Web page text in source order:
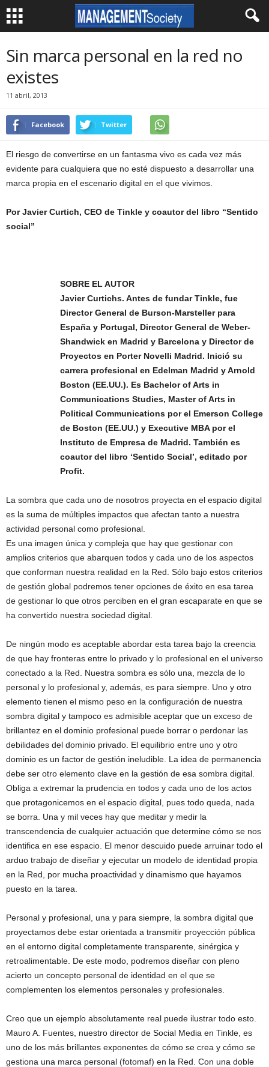
Sin marca personal en la red no
existes
11 abril, 2013
Facebook Twitter
El riesgo de convertirse en un fantasma vivo es cada vez más
evidente para cualquiera que no esté dispuesto a desarrollar una
marca propia en el escenario digital en el que vivimos.
Por Javier Curtich, CEO de Tinkle y coautor del libro “Sentido
social”
SOBRE EL AUTOR
Javier Curtichs. Antes de fundar Tinkle, fue
Director General de Burson-Marsteller para
España y Portugal, Director General de Weber-
Shandwick en Madrid y Barcelona y Director de
Proyectos en Porter Novelli Madrid. Inició su
carrera profesional en Edelman Madrid y Arnold
Boston (EE.UU.). Es Bachelor of Arts in
Communications Studies, Master of Arts in
Political Communications por el Emerson College
de Boston (EE.UU.) y Executive MBA por el
Instituto de Empresa de Madrid. También es
coautor del libro ‘Sentido Social’, editado por
Profit.
La sombra que cada uno de nosotros proyecta en el espacio digital
es la suma de múltiples impactos que afectan tanto a nuestra
actividad personal como profesional.
Es una imagen única y compleja que hay que gestionar con
amplios criterios que abarquen todos y cada uno de los aspectos
que conforman nuestra realidad en la Red. Sólo bajo estos criterios
de gestión global podremos tener opciones de éxito en esa tarea
de gestionar lo que otros perciben en el gran escaparate en que se
ha convertido nuestra sociedad digital.
De ningún modo es aceptable abordar esta tarea bajo la creencia
de que hay fronteras entre lo privado y lo profesional en el universo
conectado a la Red. Nuestra sombra es sólo una, mezcla de lo
personal y lo profesional y, además, es para siempre. Uno y otro
elemento tienen el mismo peso en la configuración de nuestra
sombra digital y tampoco es admisible aceptar que un exceso de
brillantez en el dominio profesional puede borrar o perdonar las
debilidades del dominio privado. El equilibrio entre uno y otro
dominio es un factor de gestión ineludible. La idea de permanencia
debe ser otro elemento clave en la gestión de esa sombra digital.
Obliga a extremar la prudencia en todos y cada uno de los actos
que protagonicemos en el espacio digital, pues todo queda, nada
se borra. Una y mil veces hay que meditar y medir la
transcendencia de cualquier actuación que determine cómo se nos
identifica en ese espacio. El menor descuido puede arruinar todo el
arduo trabajo de diseñar y ejecutar un modelo de identidad propia
en la Red, por mucha proactividad y dinamismo que hayamos
puesto en la tarea.
Personal y profesional, una y para siempre, la sombra digital que
proyectamos debe estar orientada a transmitir proyección pública
en el entorno digital completamente transparente, sinérgica y
retroalimentable. De este modo, podremos diseñar con pleno
acierto un concepto personal de identidad en el que se
complementen los elementos personales y profesionales.
Creo que un ejemplo absolutamente real puede ilustrar todo esto.
Mauro A. Fuentes, nuestro director de Social Media en Tinkle, es
uno de los más brillantes exponentes de cómo se crea y cómo se
gestiona una marca personal (fotomaf) en la Red. Con una doble